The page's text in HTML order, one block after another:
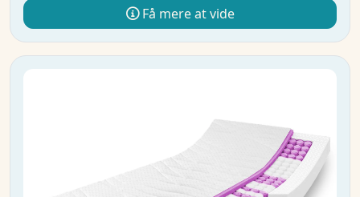
Få mere at vide